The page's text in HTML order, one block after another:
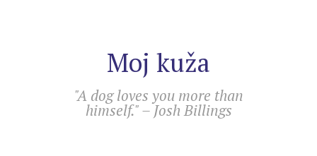
Moj kuža
"A dog loves you more than
himself." – Josh Billings